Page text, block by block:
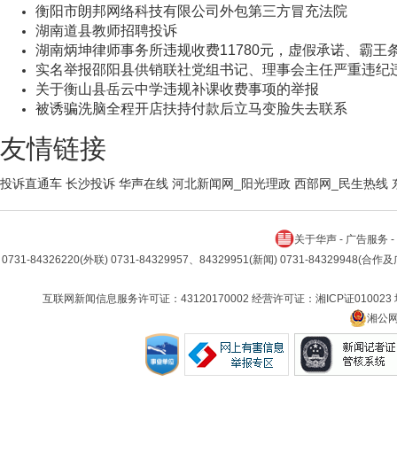
衡阳市朗邦网络科技有限公司外包第三方冒充法院
湖南道县教师招聘投诉
湖南炳坤律师事务所违规收费11780元，虚假承诺、霸王
实名举报邵阳县供销联社党组书记、理事会主任严重违纪
关于衡山县岳云中学违规补课收费事项的举报
被诱骗洗脑全程开店扶持付款后立马变脸失去联系
友情链接
投诉直通车 长沙投诉 华声在线 河北新闻网_阳光理政 西部网_民生热线
关于华声 - 广告服务 -
0731-84326220(外联) 0731-84329957、84329951(新闻) 0731-84329948(合作及
互联网新闻信息服务许可证：43120170002 经营许可证：湘ICP证
湘公